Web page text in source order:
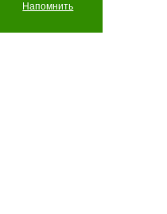
Напомнить